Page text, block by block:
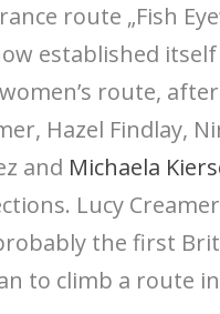
route „Fish
established
route,
Hazel Findlay,
and Michaela
Lucy
the first
to climb a route